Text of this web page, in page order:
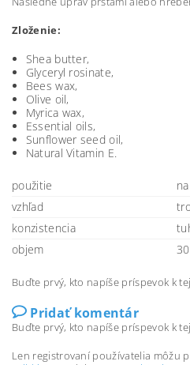
Zloženie:
Shea butter,
Glyceryl rosinate,
Bees wax,
Olive oil,
Myrica wax,
Essential oils,
Sunflower seed oil,
Natural Vitamin E.
použitie
vzhľad
konzistencia
objem
Buďte prvý, kto napíše príspevok k
Pridať komentár
Buďte prvý, kto napíše príspevok k
Len registrovaní používatelia môžu